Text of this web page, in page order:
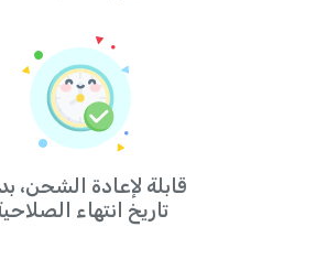
قابلة لإعادة الشحن،
تاريخ انتهاء